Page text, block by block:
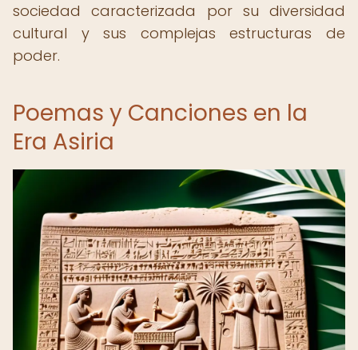
sociedad caracterizada por su diversidad
cultural y sus complejas estructuras de
poder.
Poemas y Canciones en la
Era Asiria